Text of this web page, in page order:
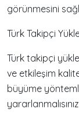
görünmesini
Türk Takipçi
Türk takipçi
ve etkileşim
büyüme